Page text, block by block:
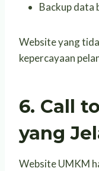
Backup data
Website yang
kepercayaan
6. Call
yang
Website UMKM